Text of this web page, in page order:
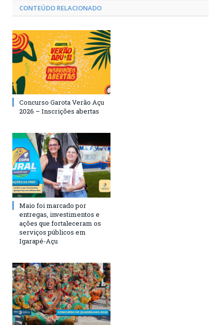
CONTEÚDO RELACIONADO
Concurso Garota Verão Açu
2026 – Inscrições abertas
Maio foi marcado por
entregas, investimentos e
ações que fortaleceram os
serviços públicos em
Igarapé-Açu